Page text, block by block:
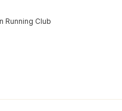
Running Club